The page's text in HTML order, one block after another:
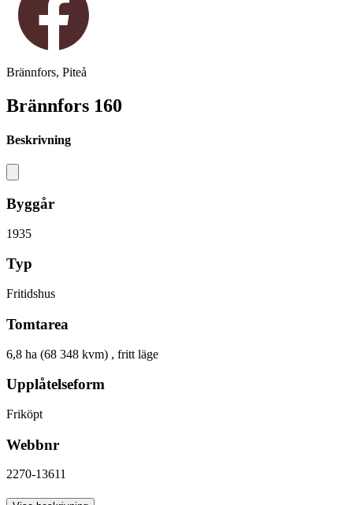
Brännfors, Piteå
Brännfors 160
Beskrivning
Byggår
1935
Typ
Fritidshus
Tomtarea
6,8 ha (68 348 kvm) , fritt läge
Upplåtelseform
Friköpt
Webbnr
2270-13611